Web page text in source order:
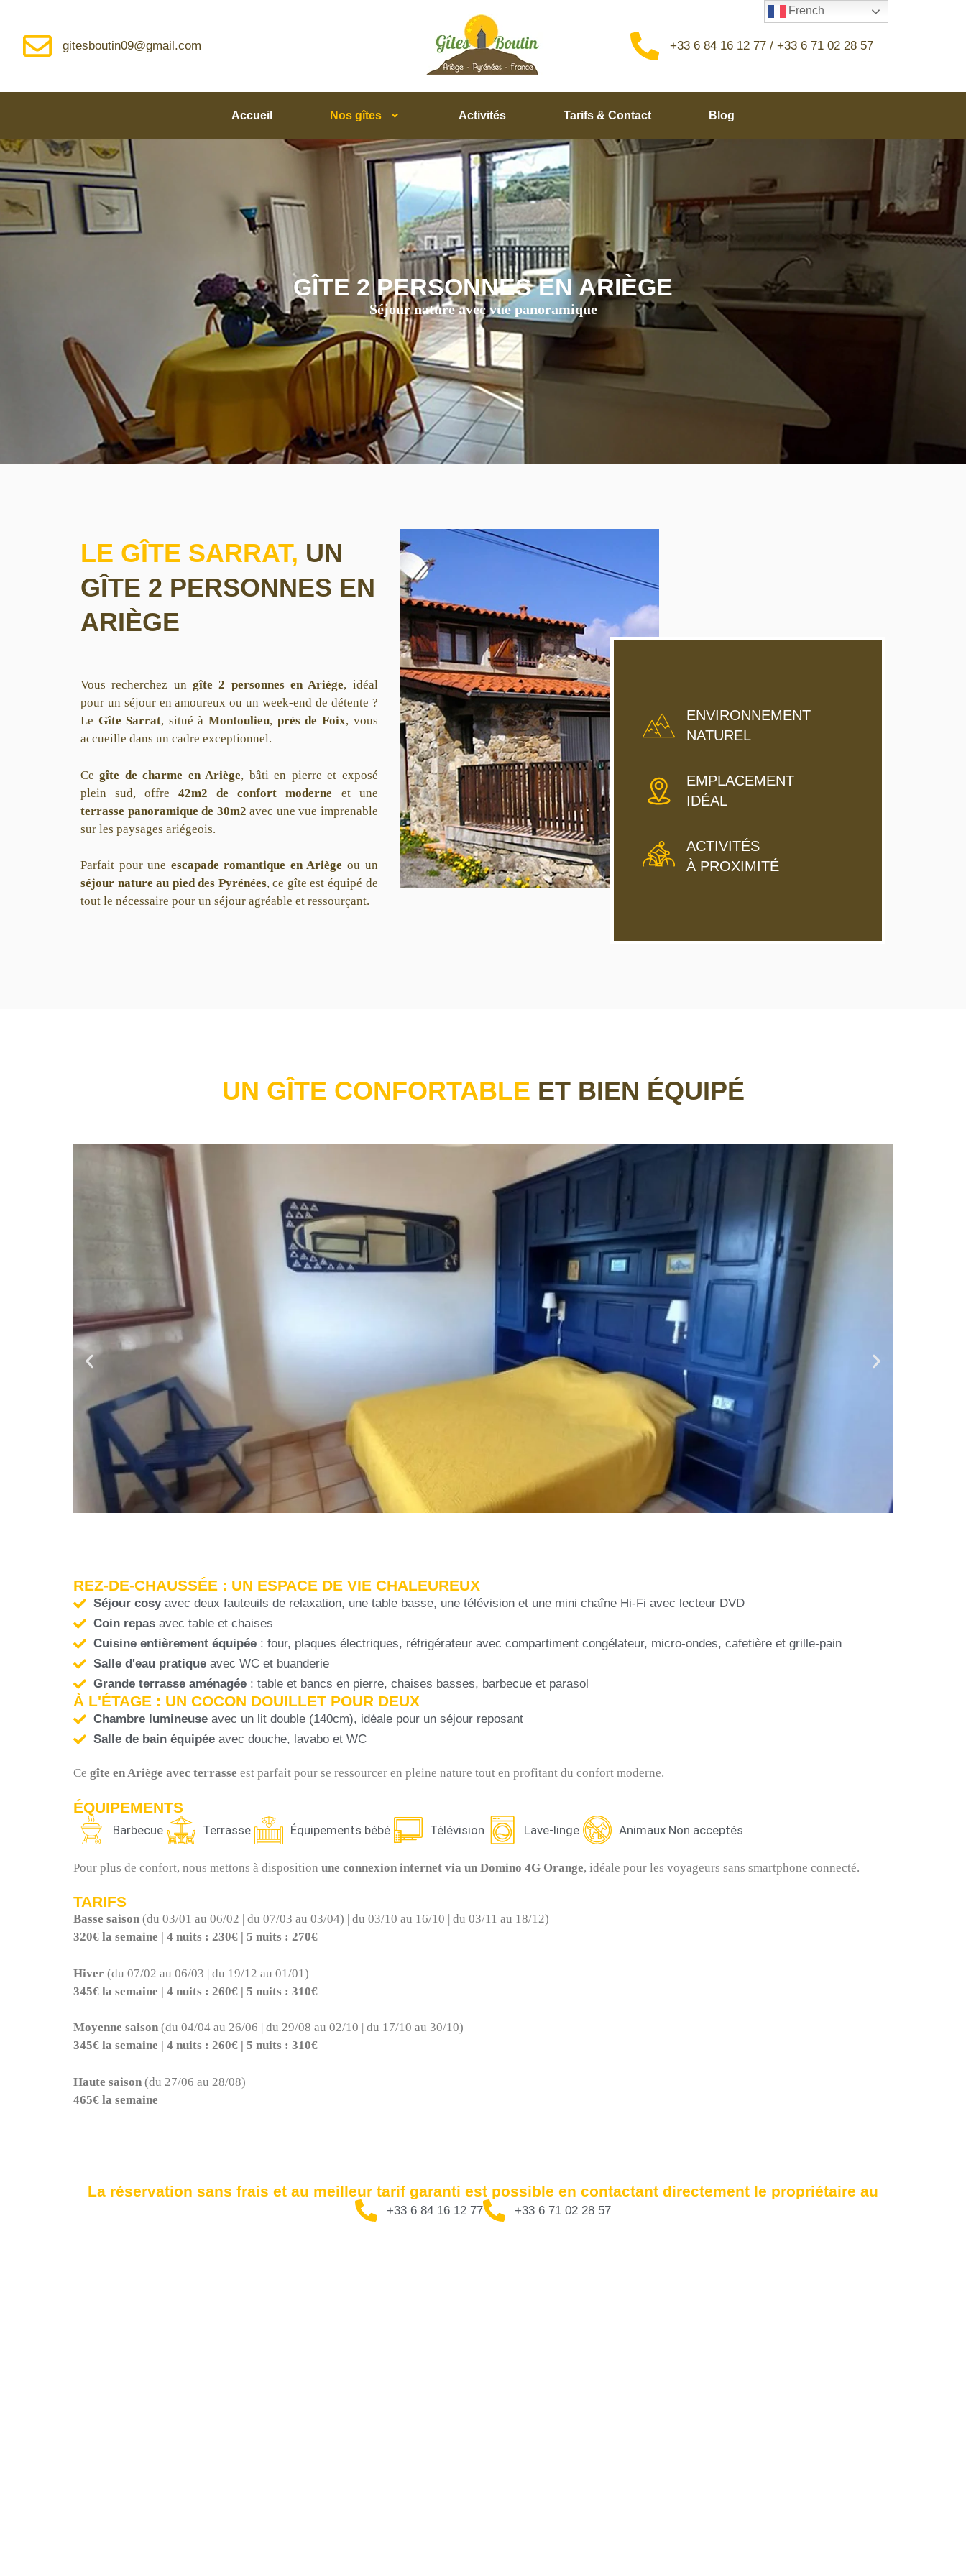
gitesboutin09@gmail.com +33 6 84 16 12 77 / +33 6 71 02 28 57
Accueil Nos gîtes Activités Tarifs & Contact Blog
GÎTE 2 PERSONNES EN ARIÈGE
Séjour nature avec vue panoramique
LE GÎTE SARRAT, UN
GÎTE 2 PERSONNES EN
ARIÈGE
Vous recherchez un gîte 2 personnes en Ariège, idéal
pour un séjour en amoureux ou un week-end de détente ?
Le Gîte Sarrat, situé àMontoulieu, près de Foix, vous
accueille dans un cadre exceptionnel.
Cegîte de charme en Ariège, bâti en pierre et exposé
plein sud, offre42m2 de confort moderne et une
terrasse panoramique de 30m2 avec une vue imprenable
sur les paysages ariégeois.
Parfait pour une escapade romantique en Ariège ou un
séjour nature au pied des Pyrénées, ce gîte est équipé de
tout le nécessaire pour un séjour agréable et ressourçant.
ENVIRONNEMENT
NATUREL
EMPLACEMENT
IDÉAL
ACTIVITÉS
À PROXIMITÉ
UN GÎTE CONFORTABLE ET BIEN ÉQUIPÉ
REZ-DE-CHAUSSÉE : UN ESPACE DE VIE CHALEUREUX
Séjour cosy avec deux fauteuils de relaxation, une table basse, une télévision et une mini chaîne Hi-Fi avec lecteur DVD
Coin repas avec table et chaises
Cuisine entièrement équipée : four, plaques électriques, réfrigérateur avec compartiment congélateur, micro-ondes, cafetière et grille-pain
Salle d'eau pratique avec WC et buanderie
Grande terrasse aménagée: table et bancs en pierre, chaises basses, barbecue et parasol
À L'ÉTAGE : UN COCON DOUILLET POUR DEUX
Chambre lumineuse avec un lit double (140cm), idéale pour un séjour reposant
Salle de bain équipée avec douche, lavabo et WC
Ce gîte en Ariège avec terrasse est parfait pour se ressourcer en pleine nature tout en profitant du confort moderne.
ÉQUIPEMENTS
Barbecue Terrasse Équipements bébé Télévision Lave-linge Animaux Non acceptés
Pour plus de confort, nous mettons à disposition une connexion internet via un Domino 4G Orange, idéale pour les voyageurs sans smartphone connecté.
TARIFS
Basse saison (du 03/01 au 06/02 | du 07/03 au 03/04) | du 03/10 au 16/10 | du 03/11 au 18/12)
320€ la semaine | 4 nuits : 230€ | 5 nuits : 270€
Hiver (du 07/02 au 06/03 | du 19/12 au 01/01)
345€ la semaine | 4 nuits : 260€ | 5 nuits : 310€
Moyenne saison (du 04/04 au 26/06 | du 29/08 au 02/10 | du 17/10 au 30/10)
345€ la semaine | 4 nuits : 260€ | 5 nuits : 310€
Haute saison (du 27/06 au 28/08)
465€ la semaine
La réservation sans frais et au meilleur tarif garanti est possible en contactant directement le propriétaire au
+33 6 84 16 12 77 +33 6 71 02 28 57
French